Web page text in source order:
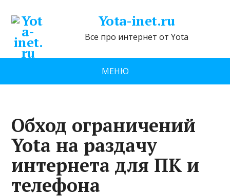
Yota-inet.ru
Все про интернет от Yota
МЕНЮ
Обход ограничений
Yota на раздачу
интернета для ПК и
телефона